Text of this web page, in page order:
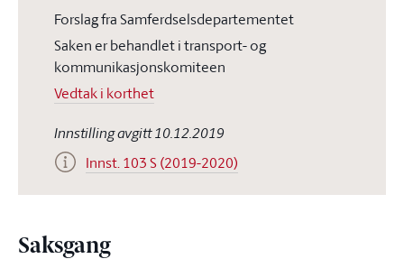
Forslag fra Samferdselsdepartementet
Saken er behandlet i transport- og
kommunikasjonskomiteen
Vedtak i korthet
Innstilling avgitt 10.12.2019
Innst. 103 S (2019-2020)
Saksgang